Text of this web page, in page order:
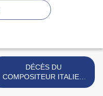
DÉCÈS DU
COMPOSITEUR ITALIEN
ENNIO MORRICONE >